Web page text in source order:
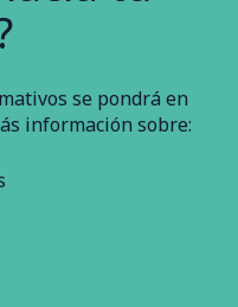
se pondrá en
información sobre: